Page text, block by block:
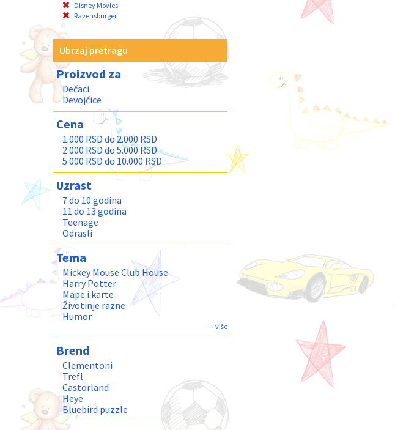
Disney Movies
Ravensburger
Ubrzaj pretragu
Proizvod za
Dečaci
Devojčice
Cena
1.000 RSD do 2.000 RSD
2.000 RSD do 5.000 RSD
5.000 RSD do 10.000 RSD
Uzrast
7 do 10 godina
11 do 13 godina
Teenage
Odrasli
Tema
Mickey Mouse Club House
Harry Potter
Mape i karte
Životinje razne
Humor
Gradovi i Gradjevine
Priroda i Pejzaži
+ više
Brend
Clementoni
Trefl
Castorland
Heye
Bluebird puzzle